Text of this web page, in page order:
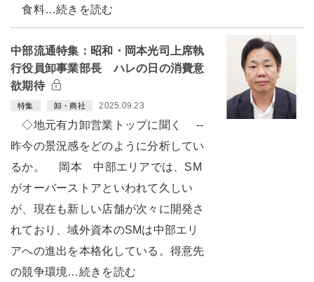
食料…続きを読む
中部流通特集：昭和・岡本光司上席執
行役員卸事業部長 ハレの日の消費意
欲期待
特集 卸・商社 2025.09.23
◇地元有力卸営業トップに聞く --
昨今の景況感をどのように分析してい
るか。 岡本 中部エリアでは、SM
がオーバーストアといわれて久しい
が、現在も新しい店舗が次々に開発さ
れており、域外資本のSMは中部エリ
アへの進出を本格化している。得意先
の競争環境…続きを読む